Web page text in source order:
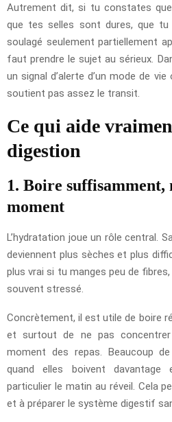
Autrement dit, si tu constates
que tes selles sont dures, que
soulagé seulement partiellement
faut prendre le sujet au sérieux.
un signal d’alerte d’un mode de
soutient pas assez le transit.
Ce qui aide
digestion
1. Boire suffisamment,
moment
L’hydratation joue un rôle central.
deviennent plus sèches et plus
plus vrai si tu manges peu de
souvent stressé.
Concrètement, il est utile de boire
et surtout de ne pas
moment des repas. Beaucoup
quand elles boivent
particulier le matin au réveil. Cela
et à préparer le système digestif